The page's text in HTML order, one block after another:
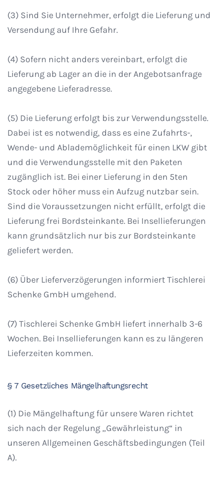
(3) Sind Sie Unternehmer, erfolgt die Lieferung und
Versendung auf Ihre Gefahr.
(4) Sofern nicht anders vereinbart, erfolgt die
Lieferung ab Lager an die in der Angebotsanfrage
angegebene Lieferadresse.
(5) Die Lieferung erfolgt bis zur Verwendungsstelle.
Dabei ist es notwendig, dass es eine Zufahrts-,
Wende- und Ablademöglichkeit für einen LKW gibt
und die Verwendungsstelle mit den Paketen
zugänglich ist. Bei einer Lieferung in den 5ten
Stock oder höher muss ein Aufzug nutzbar sein.
Sind die Voraussetzungen nicht erfüllt, erfolgt die
Lieferung frei Bordsteinkante. Bei Insellieferungen
kann grundsätzlich nur bis zur Bordsteinkante
geliefert werden.
(6) Über Lieferverzögerungen informiert Tischlerei
Schenke GmbH umgehend.
(7) Tischlerei Schenke GmbH liefert innerhalb 3-6
Wochen. Bei Insellieferungen kann es zu längeren
Lieferzeiten kommen.
§ 7 Gesetzliches Mängelhaftungsrecht
(1) Die Mängelhaftung für unsere Waren richtet
sich nach der Regelung „Gewährleistung“ in
unseren Allgemeinen Geschäftsbedingungen (Teil
A).